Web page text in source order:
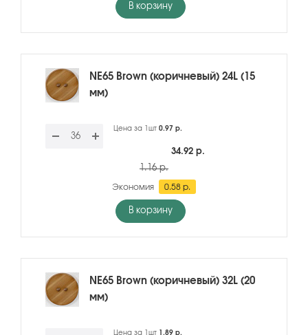
В корзину
NE65 Brown (коричневый) 24L (15
мм)
Цена за 1шт 0.97 р.
34.92 р.
1.16 р.
Экономия 0.58 р.
В корзину
NE65 Brown (коричневый) 32L (20
мм)
Цена за 1шт 1.89 р.